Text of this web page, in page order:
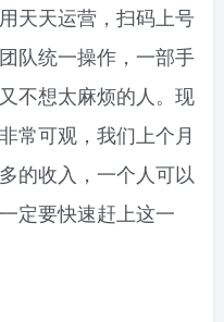
天天运营，扫码上号
队统一操作，一部手
不想太麻烦的人。现
常可观，我们上个月
的收入，一个人可以
定要快速赶上这一